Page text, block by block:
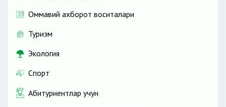
Оммавий ахборот воситалари
Туризм
Экология
Спорт
Абитуриентлар учун